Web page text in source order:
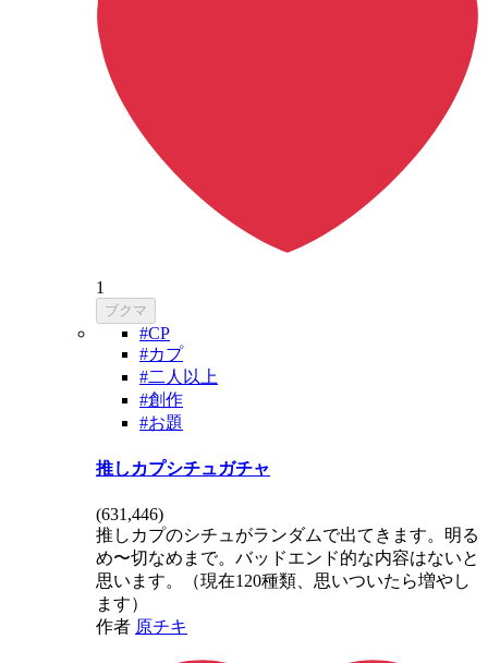
1
ブクマ
#CP
#カプ
#二人以上
#創作
#お題
推しカプシチュガチャ
(631,446)
推しカプのシチュがランダムで出てきます。明る
め〜切なめまで。バッドエンド的な内容はないと
思います。（現在120種類、思いついたら増やし
ます）
作者 原チキ